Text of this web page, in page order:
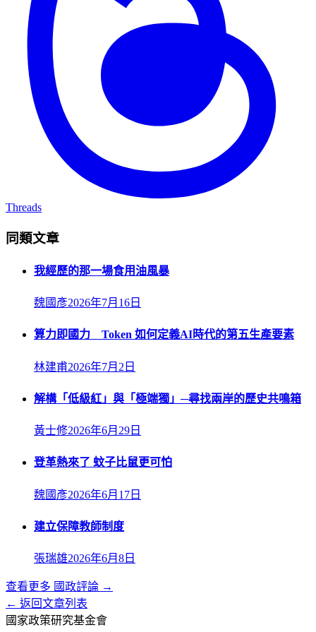
Threads
同類文章
我經歷的那一場食用油風暴
魏國彥2026年7月16日
算力即國力 Token 如何定義AI時代的第五生產要素
林建甫2026年7月2日
解構「低級紅」與「極端獨」─尋找兩岸的歷史共鳴箱
黃士修2026年6月29日
登革熱來了 蚊子比鼠更可怕
魏國彥2026年6月17日
建立保障教師制度
張瑞雄2026年6月8日
查看更多 國政評論 →
← 返回文章列表
國家政策研究基金會